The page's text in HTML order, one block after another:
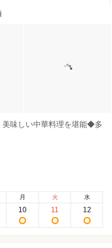
美味しい中華料理を堪能◆多
月
10
火
11
水
12